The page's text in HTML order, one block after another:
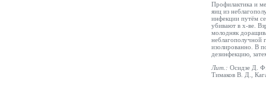
Профилактика и
яиц из
инфекции путём
убивают в х-ве.
молодняк
неблагополучной
изолированно. В
дезинфекцию,
Лит.: Осидзе Д.
Тимаков В. Д.,